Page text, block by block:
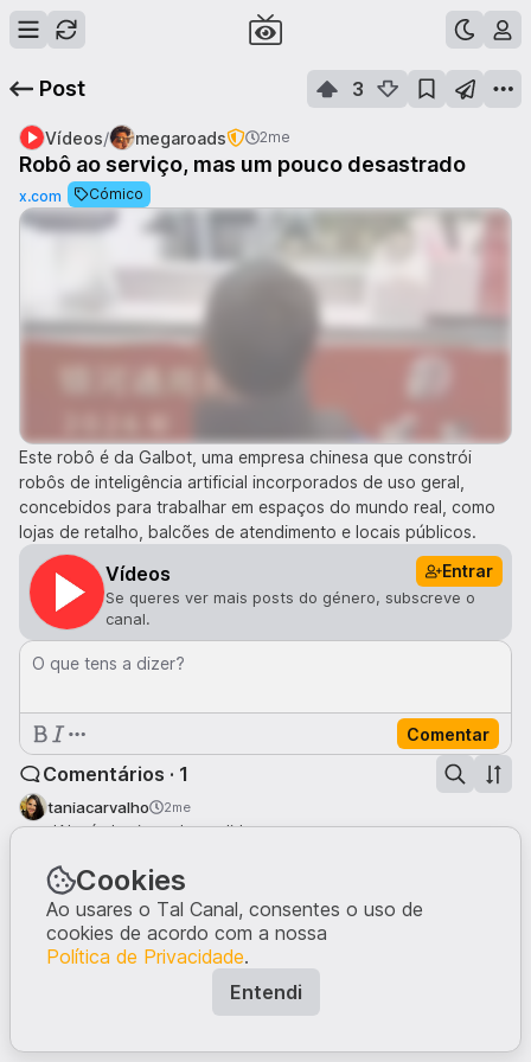
Post 3
Vídeos/ megaroads 2me
Robô ao serviço, mas um pouco desastrado
x.com Cómico
Este robô é da Galbot, uma empresa chinesa que constrói
robôs de inteligência artificial incorporados de uso geral,
concebidos para trabalhar em espaços do mundo real, como
lojas de retalho, balcões de atendimento e locais públicos.
Vídeos Entrar
Se queres ver mais posts do género, subscreve o
canal.
O que tens a dizer?
Comentar
Comentários · 1
taniacarvalho 2me
'Alguém' vai ser despedido...
Cookies
Ao usares o Tal Canal, consentes o uso de
cookies de acordo com a nossa
Política de Privacidade.
Entendi